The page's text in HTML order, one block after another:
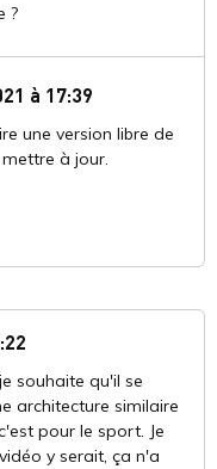
?
à 17:39
une version libre de
à jour.
souhaite qu'il se
architecture similaire
pour le sport. Je
y serait, ça n'a